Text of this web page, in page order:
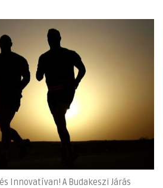
Innovatívan! A Budakeszi Járás